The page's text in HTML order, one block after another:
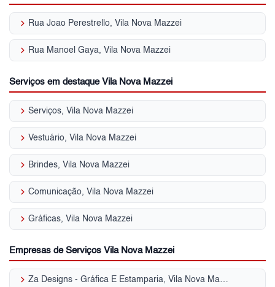
keyboard_arrow_right Rua Joao Perestrello, Vila Nova Mazzei
keyboard_arrow_right Rua Manoel Gaya, Vila Nova Mazzei
Serviços em destaque Vila Nova Mazzei
keyboard_arrow_right Serviços, Vila Nova Mazzei
keyboard_arrow_right Vestuário, Vila Nova Mazzei
keyboard_arrow_right Brindes, Vila Nova Mazzei
keyboard_arrow_right Comunicação, Vila Nova Mazzei
keyboard_arrow_right Gráficas, Vila Nova Mazzei
Empresas de Serviços Vila Nova Mazzei
keyboard_arrow_right Za Designs - Gráfica E Estamparia, Vila Nova Mazzei